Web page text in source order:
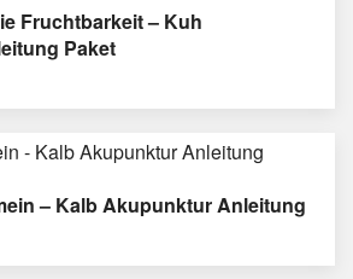
Fruchtbarkeit – Kuh
Paket
– Kalb Akupunktur Anleitung